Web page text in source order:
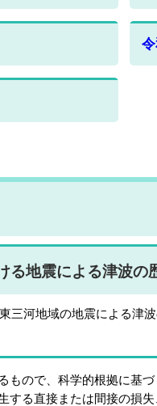
る地震による津波の
三河地域の地震による津波
もので、科学的根拠に基づ
する直接または間接の損